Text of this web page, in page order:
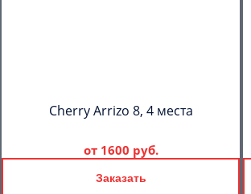
Cherry Arrizo 8, 4 места
от 1600 руб.
Заказать